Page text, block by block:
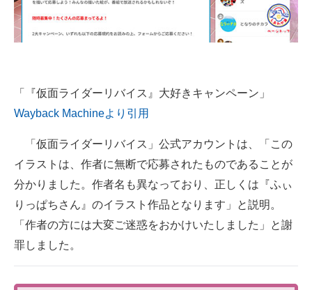
「『仮面ライダーリバイス』大好きキャンペーン」
Wayback Machineより引用
「仮面ライダーリバイス」公式アカウントは、「この
イラストは、作者に無断で応募されたものであることが
分かりました。作者名も異なっており、正しくは『ふぃ
りっぱちさん』のイラスト作品となります」と説明。
「作者の方には大変ご迷惑をおかけいたしました」と謝
罪しました。